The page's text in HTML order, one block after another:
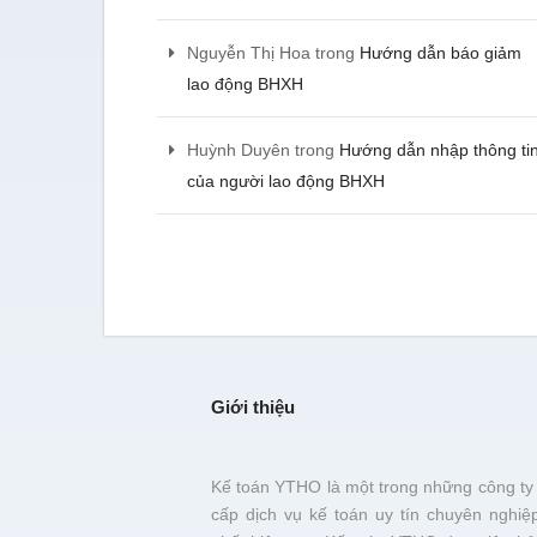
Nguyễn Thị Hoa trong Hướng dẫn báo giảm
lao động BHXH
Huỳnh Duyên trong Hướng dẫn nhập thông tin
của người lao động BHXH
- Lê Minh Tiến - CEO
trước khi đơn vị này xử lý
hài lòng
- Hà Thị Ngọc Diệu -
Giới thiệu
Kế toán YTHO là một trong những công ty
cấp dịch vụ kế toán uy tín chuyên